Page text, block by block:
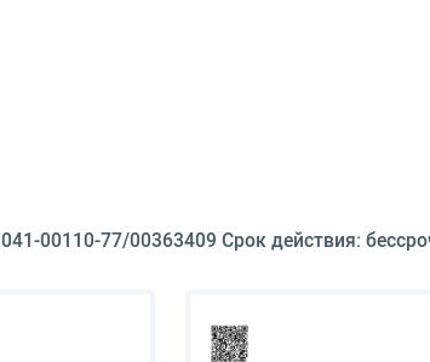
00110-77/00363409 Срок действия: